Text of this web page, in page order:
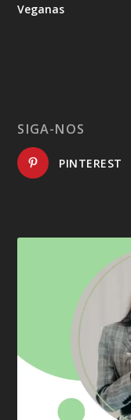
Veganas
SIGA-NOS
PINTEREST